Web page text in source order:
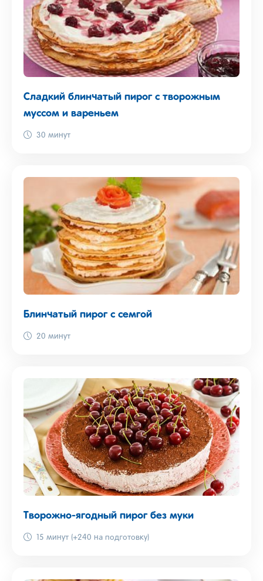
Сладкий блинчатый пирог с творожным
муссом и вареньем
30 минут
Блинчатый пирог с семгой
20 минут
Творожно-ягодный пирог без муки
15 минут (+240 на подготовку)